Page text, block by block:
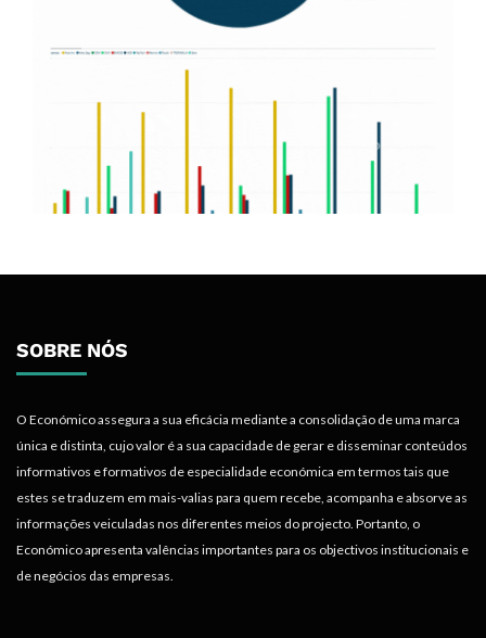
SOBRE NÓS
O Económico assegura a sua eficácia mediante a consolidação de uma marca
única e distinta, cujo valor é a sua capacidade de gerar e disseminar conteúdos
informativos e formativos de especialidade económica em termos tais que
estes se traduzem em mais-valias para quem recebe, acompanha e absorve as
informações veiculadas nos diferentes meios do projecto. Portanto, o
Económico apresenta valências importantes para os objectivos institucionais e
de negócios das empresas.